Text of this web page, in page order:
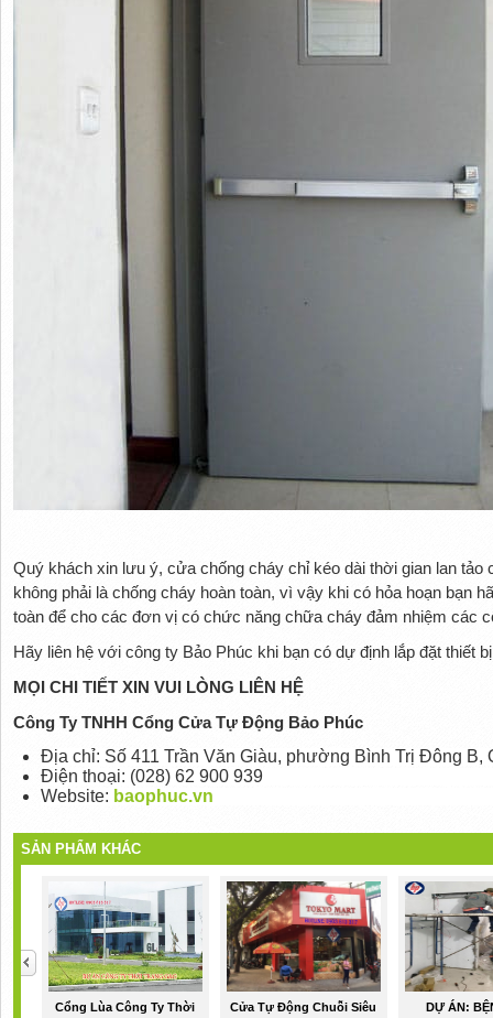
Quý khách xin lưu ý, cửa chống cháy chỉ kéo dài thời gian lan
không phải là chống cháy hoàn toàn, vì vậy khi có hỏa hoạn bạn
toàn để cho các đơn vị có chức năng chữa cháy đảm nhiệm các
Hãy liên hệ với công ty Bảo Phúc khi bạn có dự định lắp đặt thiết
MỌI CHI TIẾT XIN VUI LÒNG LIÊN HỆ
Công Ty TNHH Cổng Cửa Tự Động Bảo Phúc
Địa chỉ: Số 411 Trần Văn Giàu, phường Bình Trị Đông B,
Điện thoại: (028) 62 900 939
Website: baophuc.vn
SẢN PHẨM KHÁC
Cổng Lùa Công Ty Thời Cửa Tự Động Chuỗi Siêu DỰ ÁN: